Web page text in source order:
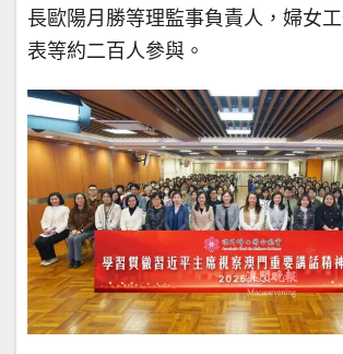
長歐陽月勝等理監事負責人，婦女
表等約二百人參與。